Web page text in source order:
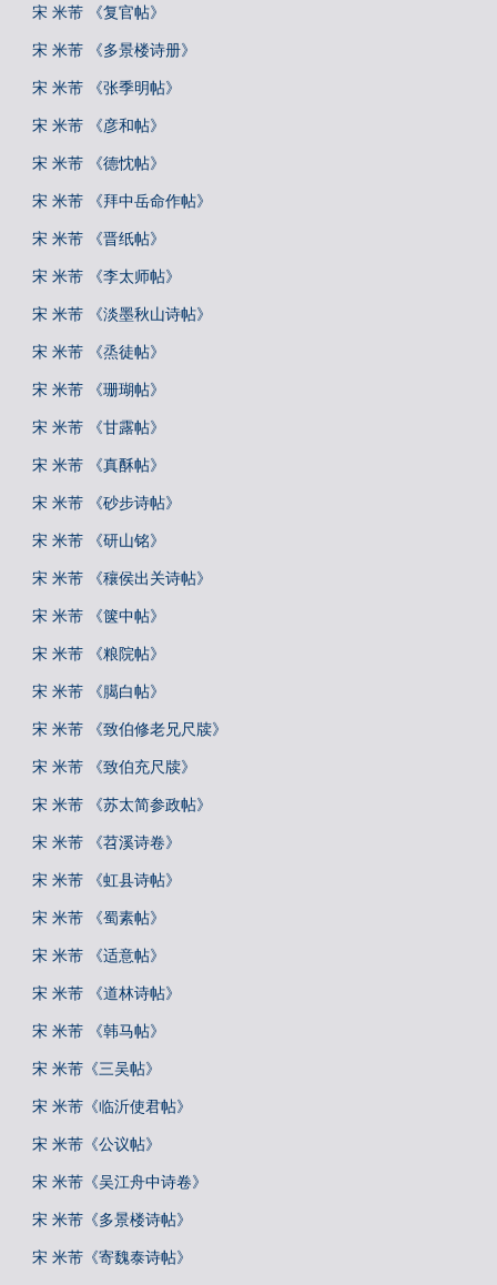
宋 米芾 《复官帖》
宋 米芾 《多景楼诗册》
宋 米芾 《张季明帖》
宋 米芾 《彦和帖》
宋 米芾 《德忱帖》
宋 米芾 《拜中岳命作帖》
宋 米芾 《晋纸帖》
宋 米芾 《李太师帖》
宋 米芾 《淡墨秋山诗帖》
宋 米芾 《烝徒帖》
宋 米芾 《珊瑚帖》
宋 米芾 《甘露帖》
宋 米芾 《真酥帖》
宋 米芾 《砂步诗帖》
宋 米芾 《研山铭》
宋 米芾 《穰侯出关诗帖》
宋 米芾 《箧中帖》
宋 米芾 《粮院帖》
宋 米芾 《臈白帖》
宋 米芾 《致伯修老兄尺牍》
宋 米芾 《致伯充尺牍》
宋 米芾 《苏太简参政帖》
宋 米芾 《苕溪诗卷》
宋 米芾 《虹县诗帖》
宋 米芾 《蜀素帖》
宋 米芾 《适意帖》
宋 米芾 《道林诗帖》
宋 米芾 《韩马帖》
宋 米芾《三吴帖》
宋 米芾《临沂使君帖》
宋 米芾《公议帖》
宋 米芾《吴江舟中诗卷》
宋 米芾《多景楼诗帖》
宋 米芾《寄魏泰诗帖》